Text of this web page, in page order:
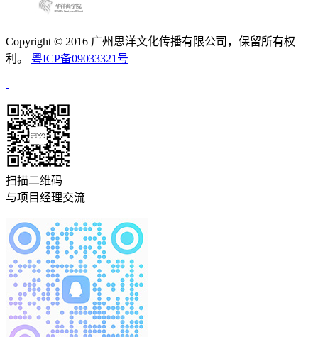
Copyright © 2016 广州思洋文化传播有限公司，保留所有权
利。 粤ICP备09033321号
扫描二维码
与项目经理交流